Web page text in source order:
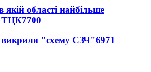
якій області найбільше
ТЦК7700
"схему СЗЧ"6971